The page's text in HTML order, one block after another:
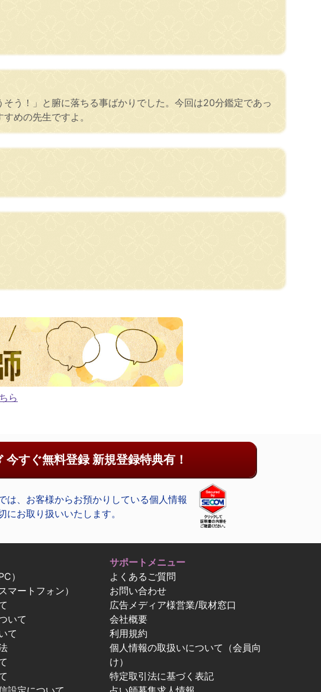
う！」と腑に落ちる事ばかりでした。今回は20分鑑定であっ
めの先生ですよ。
ら
今すぐ無料登録 新規登録特典有！
は、お客様からお預かりしている個人情報
にお取り扱いいたします。
）
マートフォン）
いて
て
サポートメニュー
よくあるご質問
お問い合わせ
広告メディア様営業/取材窓口
会社概要
利用規約
個人情報の取扱いについて（会員向
け）
特定取引法に基づく表記